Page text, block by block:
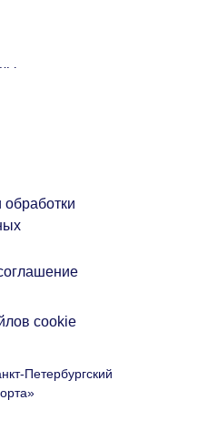
cookie
обработки
Петербургский